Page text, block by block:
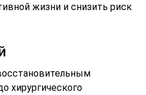
жизни и снизить риск
хирургического